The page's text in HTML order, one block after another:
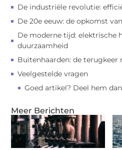
De industriële revolutie:
De 20e eeuw: de opkomst
De moderne tijd: elektrische
duurzaamheid
Buitenhaarden: de terugkeer
Veelgestelde vragen
Goed artikel? Deel hem
Meer Berichten